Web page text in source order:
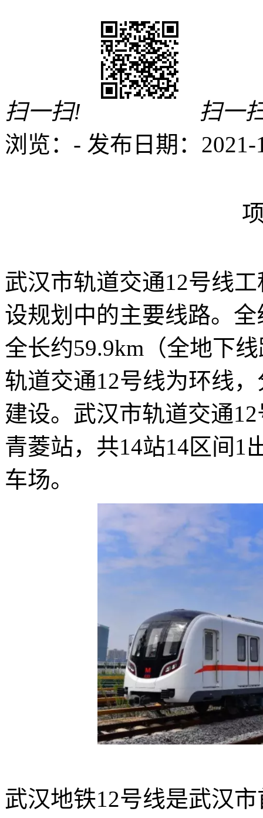
扫一扫!
扫一
浏览： - 发布日期：2021-
武汉市轨道交通12号线
设规划中的主要线路。
全长约59.9km（全地下
轨道交通12号线为环线
建设。武汉市轨道交通
青菱站，共14站14区间1
车场。
武汉地铁12号线是武汉